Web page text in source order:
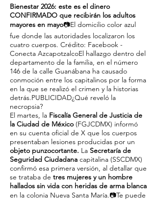
Bienestar 2026: este es el dinero
CONFIRMADO que recibirán los adultos
mayores en mayo📷El domicilio color azul
fue donde las autoridades localizaron los
cuatro cuerpos. Crédito: Facebook -
Conecta AzcapotzalcoEl hallazgo dentro del
departamento de la familia, en el número
146 de la calle Guanábana ha causado
conmoción entre los capitalinos por la forma
en la que se realizó el crimen y la historias
detrás.PUBLICIDAD¿Qué reveló la
necropsia?
El martes, la Fiscalía General de Justicia de
la Ciudad de México (FGJCDMX) informó
en su cuenta oficial de X que los cuerpos
presentaban lesiones producidas por un
objeto punzocortante. La Secretaría de
Seguridad Ciudadana capitalina (SSCDMX)
confirmó esa primera versión, al detallar que
se trataba de tres mujeres y un hombre
hallados sin vida con heridas de arma blanca
en la colonia Nueva Santa María.📷Te puede